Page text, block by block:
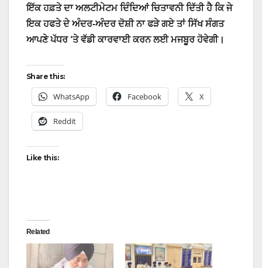
ਇੱਕ ਹਫ਼ਤੇ ਦਾ ਅਲਟੀਮੇਟਮ ਦਿੰਦਿਆਂ ਚਿਤਾਵਨੀ ਦਿੱਤੀ ਹੈ ਕਿ ਜੇ
ਇਕ ਹਫਤੇ ਦੇ ਅੰਦਰ-ਅੰਦਰ ਦੋਸ਼ੀ ਨਾ ਫੜੇ ਗਏ ਤਾਂ ਸਿੱਖ ਸੰਗਤ
ਆਪਣੇ ਪੱਧਰ ‘ਤੇ ਵੱਡੀ ਕਾਰਵਾਈ ਕਰਨ ਲਈ ਮਜਬੂਰ ਹੋਵੇਗੀ।
Share this:
WhatsApp Facebook X
Reddit
Like this:
Related